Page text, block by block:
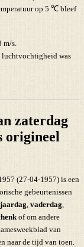
op 5 ℃ bleef
m/s.
luchtvochtigheid was
zaterdag
origineel
(27-04-1957) is een
gebeurtenissen
vaderdag
of om andere
van
naar de tijd van toen.